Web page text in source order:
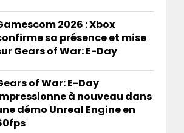
2026 : Xbox
sa présence et mise
Gears of War: E-Day
of War: E-Day
à nouveau dans
démo Unreal Engine en